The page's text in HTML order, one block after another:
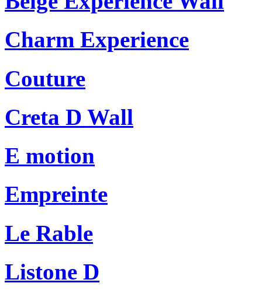
Charm Experience
Couture
Creta D Wall
E motion
Empreinte
Le Rable
Listone D